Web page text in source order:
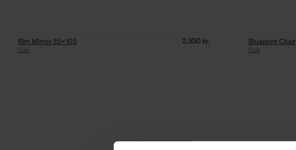
Rim Mirror 35×105
Oak
2.350 kr. Blueprint Chair
Oak